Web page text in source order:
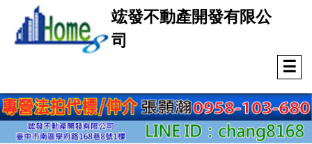
竤發不動產開發有限公
司
☰